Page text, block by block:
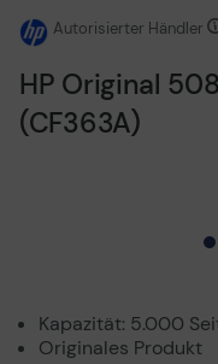
HP Original
(CF363A)
Autorisierter Händler
Kapazität: 5.000
Originales Produkt